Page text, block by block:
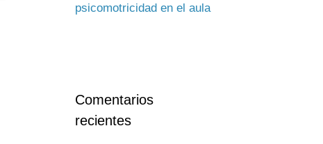
psicomotricidad en el aula
Comentarios
recientes